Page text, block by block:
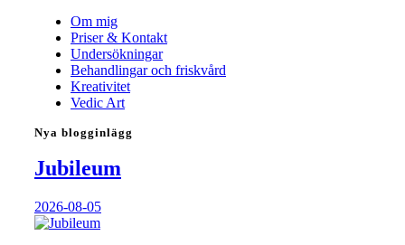
Om mig
Priser & Kontakt
Undersökningar
Behandlingar och friskvård
Kreativitet
Vedic Art
Nya blogginlägg
Jubileum
2026-08-05